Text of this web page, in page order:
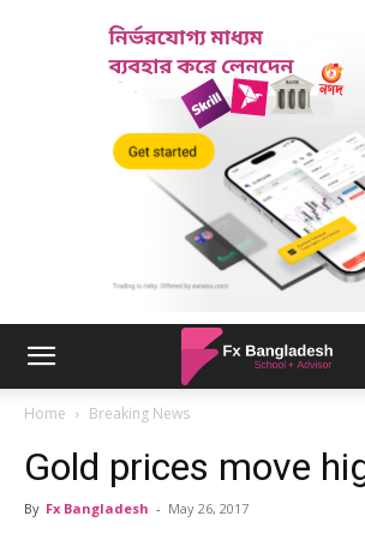
Home Breaking News
Gold prices move
By Fx Bangladesh - May 26, 2017